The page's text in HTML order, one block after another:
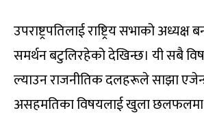
उपराष्ट्रपतिलाई राष्ट्रिय सभाको अध्यक्ष
समर्थन बटुलिरहेको देखिन्छ। यी सबै
ल्याउन राजनीतिक दलहरूले साझा
असहमतिका विषयलाई खुला छलफलमा